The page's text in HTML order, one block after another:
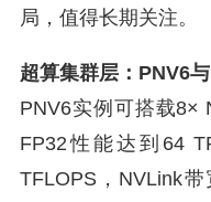
局，值得长期关注。
超算集群层：PNV6
PNV6实例可搭载8×
FP32性能达到64
TFLOPS，NVLink